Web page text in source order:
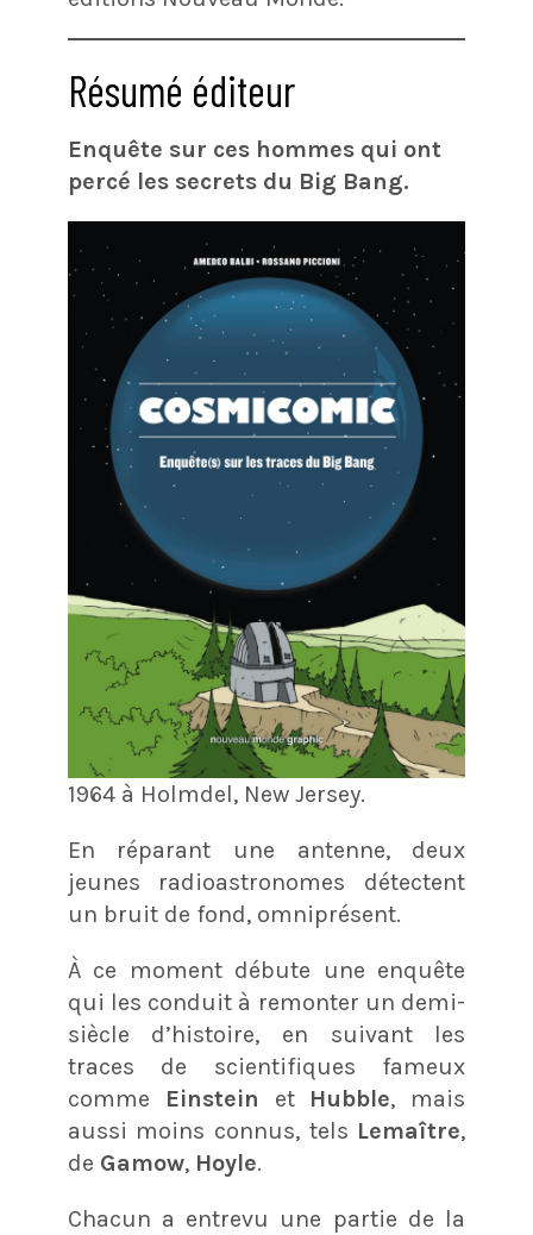
Résumé éditeur
Enquête sur ces hommes qui ont
percé les secrets du Big Bang.
1964 à Holmdel, New Jersey.
En réparant une antenne, deux
jeunes radioastronomes détectent
un bruit de fond, omniprésent.
À ce moment débute une enquête
qui les conduit à remonter un demi-
siècle d’histoire, en suivant les
traces de scientifiques fameux
comme
Einstein et Hubble, mais
aussi moins connus, tels Lemaître,
de Gamow, Hoyle.
Chacun a entrevu une partie de la